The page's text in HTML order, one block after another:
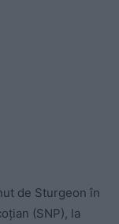
de Sturgeon în
(SNP), la